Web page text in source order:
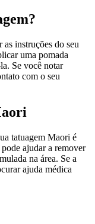
instruções do seu
uma pomada
Se você notar
com o seu
tatuagem Maori é
ajudar a remover
na área. Se a
ajuda médica